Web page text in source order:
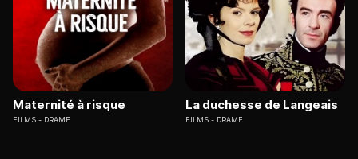
Maternité à risque
FILMS DRAME
La duchesse de Langeais
FILMS DRAME